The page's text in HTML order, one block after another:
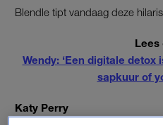
Blendle tipt vandaag deze
Lees
Wendy: ‘Een digitale
sapkuur of
Katy Perry